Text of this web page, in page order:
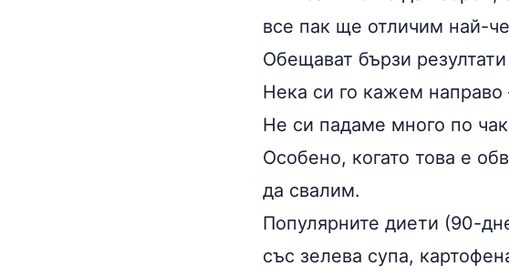
все пак ще отличим най-
Обещават бързи резултати
Нека си го кажем направо
Не си падаме много по
Особено, когато това е
да свалим.
Популярните диети (90-
със зелева супа,